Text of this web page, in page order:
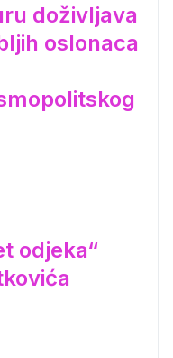
doživljava
oslonaca
odjeka“